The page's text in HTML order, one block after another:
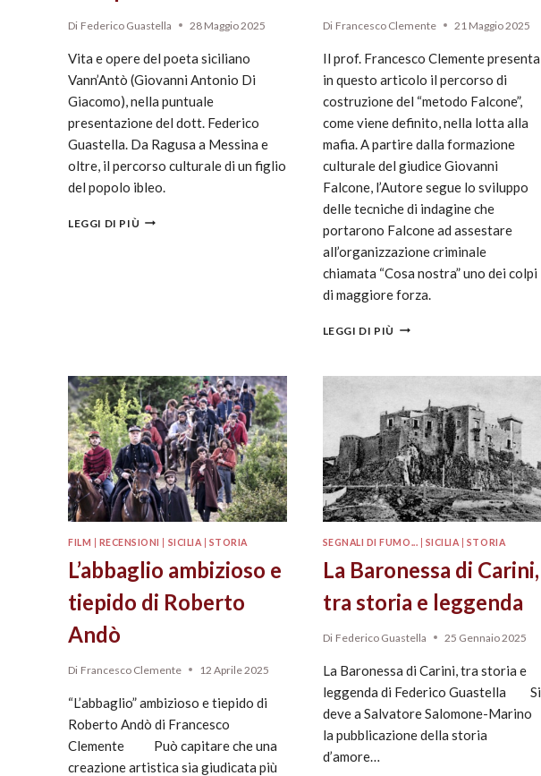
Di Federico Guastella 28 Maggio 2025
Vita e opere del poeta siciliano
Vann’Antò (Giovanni Antonio Di
Giacomo), nella puntuale
presentazione del dott. Federico
Guastella. Da Ragusa a Messina e
oltre, il percorso culturale di un figlio
del popolo ibleo.
LEGGI DI PIÙ
Di Francesco Clemente 21 Maggio 2025
Il prof. Francesco Clemente presenta
in questo articolo il percorso di
costruzione del “metodo Falcone”,
come viene definito, nella lotta alla
mafia. A partire dalla formazione
culturale del giudice Giovanni
Falcone, l’Autore segue lo sviluppo
delle tecniche di indagine che
portarono Falcone ad assestare
all’organizzazione criminale
chiamata “Cosa nostra” uno dei colpi
di maggiore forza.
LEGGI DI PIÙ
FILM RECENSIONI SICILIA STORIA
L’abbaglio ambizioso e
tiepido di Roberto
Andò
Di Francesco Clemente 12 Aprile 2025
“L’abbaglio” ambizioso e tiepido di
Roberto Andò di Francesco
Clemente Può capitare che una
creazione artistica sia giudicata più
SEGNALI DI FUMO... SICILIA STORIA
La Baronessa di Carini,
tra storia e leggenda
Di Federico Guastella 25 Gennaio 2025
La Baronessa di Carini, tra storia e
leggenda di Federico Guastella Si
deve a Salvatore Salomone-Marino
la pubblicazione della storia
d’amore…